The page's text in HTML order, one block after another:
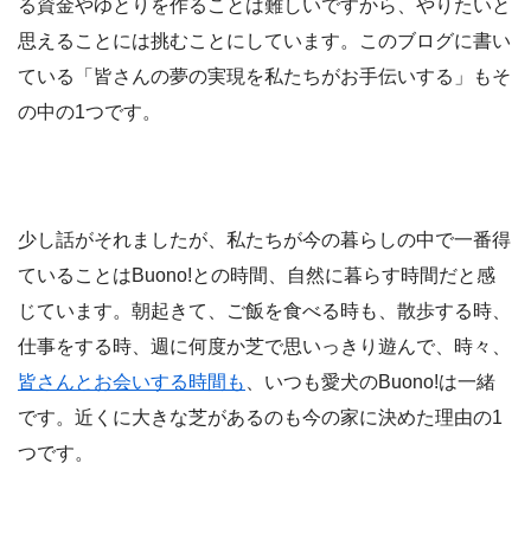
る資金やゆとりを作ることは難しいですから、やりたいと
思えることには挑むことにしています。このブログに書い
ている「皆さんの夢の実現を私たちがお手伝いする」もそ
の中の1つです。
少し話がそれましたが、私たちが今の暮らしの中で一番得
ていることはBuono!との時間、自然に暮らす時間だと感
じています。朝起きて、ご飯を食べる時も、散歩する時、
仕事をする時、週に何度か芝で思いっきり遊んで、時々、
皆さんとお会いする時間も
、いつも愛犬のBuono!は一緒
です。近くに大きな芝があるのも今の家に決めた理由の1
つです。